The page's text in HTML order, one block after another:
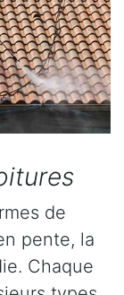
de
pente, la
Chaque